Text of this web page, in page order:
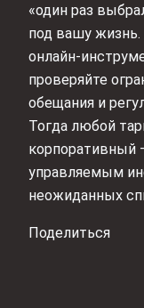
«один раз
под вашу жизнь.
проверяйте
обещания и
Тогда любой
корпоративный
управляемым
неожиданных
Поделиться